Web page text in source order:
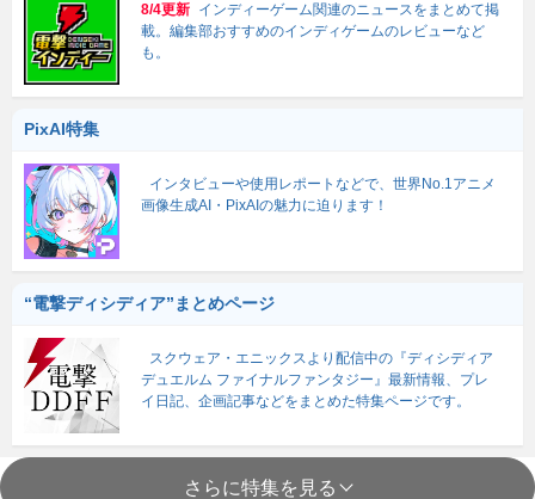
8/4更新 インディーゲーム関連のニュースをまとめて掲
載。編集部おすすめのインディゲームのレビューなど
も。
PixAI特集
インタビューや使用レポートなどで、世界No.1アニメ
画像生成AI・PixAIの魅力に迫ります！
“電撃ディシディア”まとめページ
スクウェア・エニックスより配信中の『ディシディア
デュエルム ファイナルファンタジー』最新情報、プレ
イ日記、企画記事などをまとめた特集ページです。
さらに特集を見る